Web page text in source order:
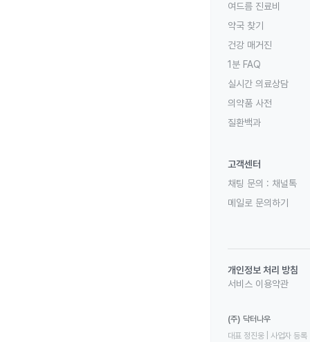
여드름 진료비
약국 찾기
건강 매거진
1분 FAQ
실시간 의료상담
의약품 사전
질환백과
고객센터
채팅 문의 : 채널톡
메일로 문의하기
개인정보 처리 방침
서비스 이용약관
(주) 닥터나우
대표 정진웅 | 사업자